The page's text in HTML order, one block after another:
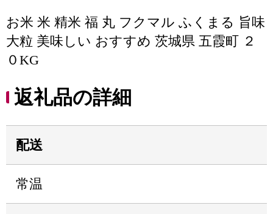
お米 米 精米 福 丸 フクマル ふくまる 旨味
大粒 美味しい おすすめ 茨城県 五霞町 ２
０KG
返礼品の詳細
配送
常温